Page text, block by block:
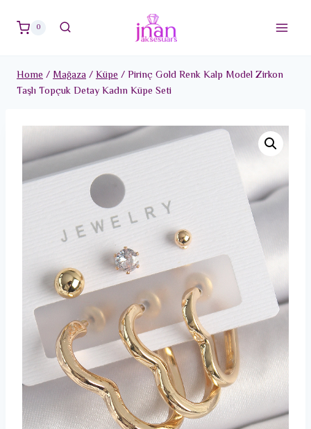
0
Home/Mağaza/Küpe/Pirinç Gold Renk Kalp Model Zirkon
Taşlı Topçuk Detay Kadın Küpe Seti